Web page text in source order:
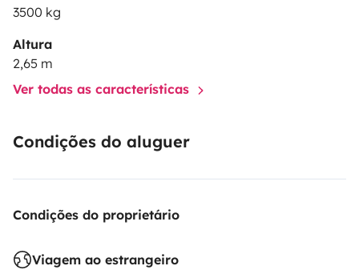
3500 kg
Altura
2,65 m
Ver todas as características
Condições do aluguer
Condições do proprietário
Viagem ao estrangeiro